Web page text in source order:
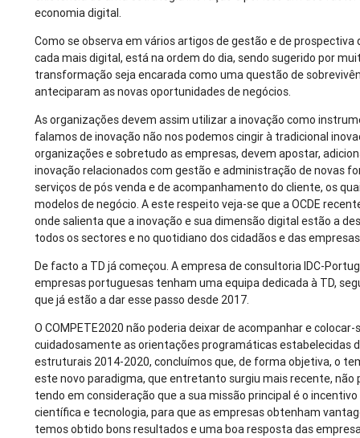
economia digital.
Como se observa em vários artigos de gestão e de
cada mais digital, está na ordem do dia, sendo sugerido por
transformação seja encarada como uma questão de
anteciparam as novas oportunidades de negócios.
As organizações devem assim utilizar a inovação como
falamos de inovação não nos podemos cingir à tradicional
organizações e sobretudo as empresas, devem apostar,
inovação relacionados com gestão e administração de novas
serviços de pós venda e de acompanhamento do cliente, os
modelos de negócio. A este respeito veja-se que a OCDE
onde salienta que a inovação e sua dimensão digital estão a
todos os sectores e no quotidiano dos cidadãos e das
De facto a TD já começou. A empresa de consultoria IDC-
empresas portuguesas tenham uma equipa dedicada à TD,
que já estão a dar esse passo desde 2017.
O COMPETE2020 não poderia deixar de acompanhar e
cuidadosamente as orientações programáticas estabelecidas
estruturais 2014-2020, concluímos que, de forma objetiva, o
este novo paradigma, que entretanto surgiu mais recente, não
tendo em consideração que a sua missão principal é o
científica e tecnologia, para que as empresas obtenham
temos obtido bons resultados e uma boa resposta das